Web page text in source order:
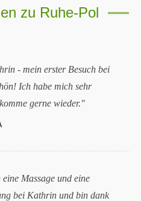
zu Ruhe-Pol
- mein erster Besuch bei
Ich habe mich sehr
gerne wieder.
Massage und eine
bei Kathrin und bin dank